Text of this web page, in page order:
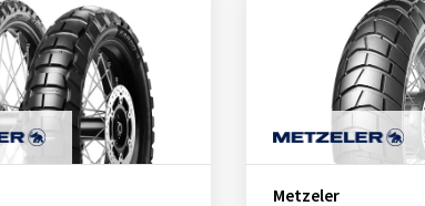
Metzeler